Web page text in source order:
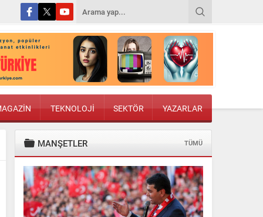
TEKNOLOJİ SEKTÖR YAZARLAR
MANŞETLER TÜMÜ